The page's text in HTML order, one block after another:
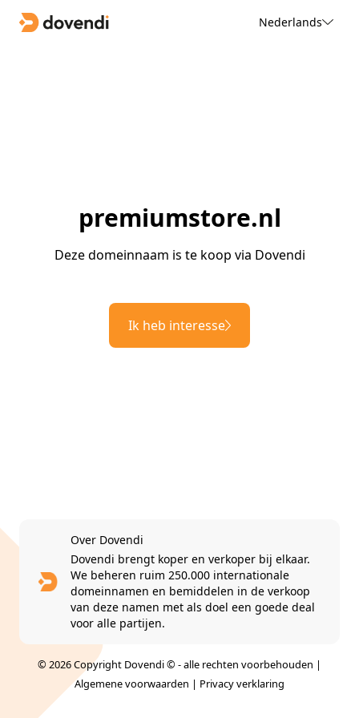
Nederlands
premiumstore.nl
Deze domeinnaam is te koop via Dovendi
Ik heb interesse
Over Dovendi
Dovendi brengt koper en verkoper bij elkaar.
We beheren ruim 250.000 internationale
domeinnamen en bemiddelen in de verkoop
van deze namen met als doel een goede deal
voor alle partijen.
© 2026 Copyright Dovendi © - alle rechten voorbehouden |
Algemene voorwaarden | Privacy verklaring